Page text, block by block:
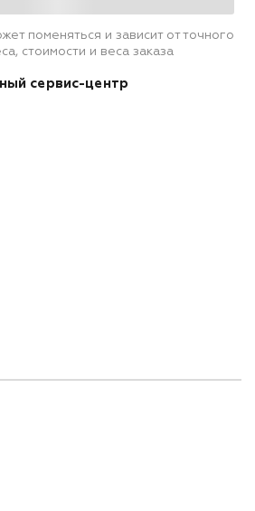
поменяться и зависит от точного
стоимости и веса заказа
сервис-центр